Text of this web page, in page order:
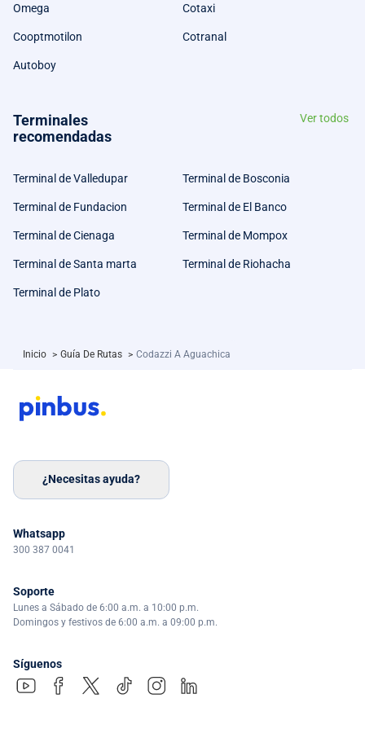
Omega Cotaxi
Cooptmotilon Cotranal
Autoboy
Terminales
recomendadas
Ver todos
Terminal de Valledupar Terminal de Bosconia
Terminal de Fundacion Terminal de El Banco
Terminal de Cienaga Terminal de Mompox
Terminal de Santa marta Terminal de Riohacha
Terminal de Plato
Inicio > Guía De Rutas > Codazzi A Aguachica
¿Necesitas ayuda?
Whatsapp
300 387 0041
Soporte
Lunes a Sábado de 6:00 a.m. a 10:00 p.m.
Domingos y festivos de 6:00 a.m. a 09:00 p.m.
Síguenos